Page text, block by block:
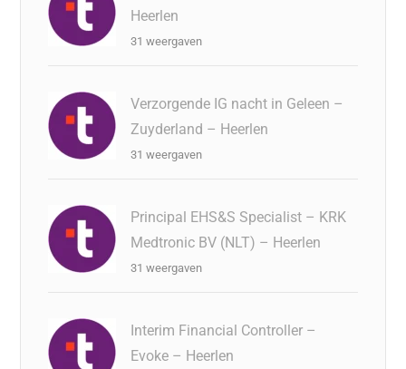
Heerlen
31 weergaven
Verzorgende IG nacht in Geleen –
Zuyderland – Heerlen
31 weergaven
Principal EHS&S Specialist – KRK
Medtronic BV (NLT) – Heerlen
31 weergaven
Interim Financial Controller –
Evoke – Heerlen